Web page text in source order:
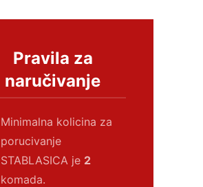
Pravila za
naručivanje
Minimalna kolicina za
porucivanje
STABLASICA je 2
komada.